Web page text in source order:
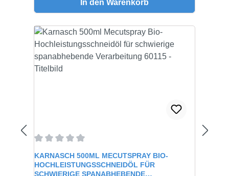
In den Warenkorb
KARNASCH 500ML MECUTSPRAY BIO-
HOCHLEISTUNGSSCHNEIDÖL FÜR
SCHWIERIGE SPANABHEBENDE